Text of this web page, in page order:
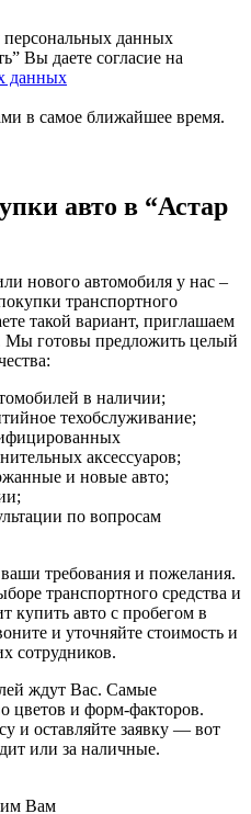
персональных данных
Вы даете согласие на
данных
в самое ближайшее время.
авто в “Астар
нового автомобиля у нас –
транспортного
такой вариант, приглашаем
Мы готовы предложить целый
в наличии;
техобслуживание;
аксессуаров;
и новые авто;
по вопросам
требования и пожелания.
транспортного средства и
купить авто с пробегом в
и уточняйте стоимость и
сотрудников.
ждут Вас. Самые
цветов и форм-факторов.
и оставляйте заявку — вот
или за наличные.
Вам